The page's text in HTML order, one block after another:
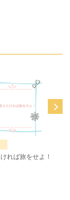
れば旅をせよ！